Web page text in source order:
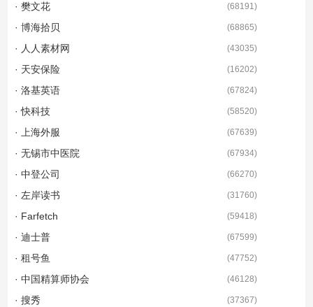
· 樊文花 (68191)
· 博海拾贝 (68865)
· 人人素材网 (43035)
· 天安保险 (16202)
· 洛基英语 (67824)
· 快科技 (58520)
· 上海外服 (67639)
· 无锡市中医院 (67934)
· 中登公司 (66270)
· 左岸读书 (31760)
· Farfetch (59418)
· 迪士普 (67599)
· 租号鱼 (47752)
· 中国精算师协会 (46128)
· 搜秀 (37367)